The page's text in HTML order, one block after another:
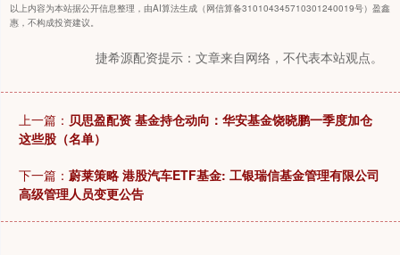
以上内容为本站据公开信息整理，由AI算法生成（网信算备310104345710301240019号）盈鑫
惠，不构成投资建议。
捷希源配资提示：文章来自网络，不代表本站观点。
上一篇： 贝思盈配资 基金持仓动向：华安基金饶晓鹏一季度加仓
这些股（名单）
下一篇： 蔚莱策略 港股汽车ETF基金: 工银瑞信基金管理有限公司
高级管理人员变更公告